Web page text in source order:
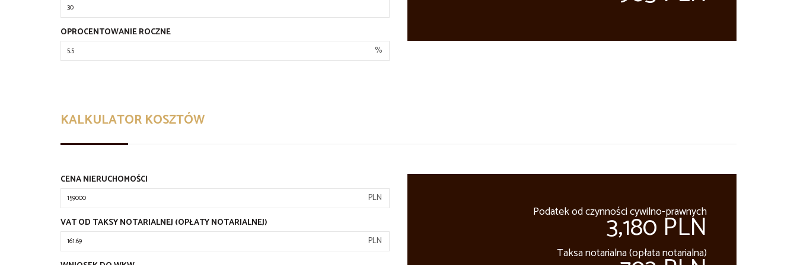
OPROCENTOWANIE ROCZNE
%
KALKULATOR KOSZTÓW
CENA NIERUCHOMOŚCI
PLN
VAT OD TAKSY NOTARIALNEJ (OPŁATY NOTARIALNEJ)
PLN
Podatek od czynności cywilno-prawnych
3,180 PLN
Taksa notarialna (opłata notarialna)